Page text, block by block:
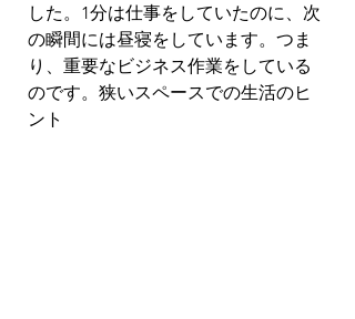
した。1分は仕事をしていたのに、次
の瞬間には昼寝をしています。つま
り、重要なビジネス作業をしている
のです。狭いスペースでの生活のヒ
ント